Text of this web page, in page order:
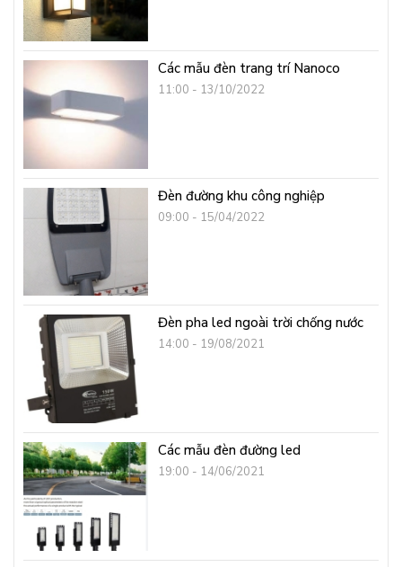
Các mẫu đèn trang trí Nanoco
11:00 - 13/10/2022
Đèn đường khu công nghiệp
09:00 - 15/04/2022
Đèn pha led ngoài trời chống nước
14:00 - 19/08/2021
Các mẫu đèn đường led
19:00 - 14/06/2021